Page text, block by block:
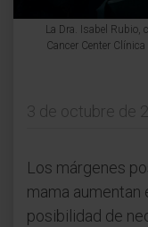
La Dra. Isabel Rubio,
Cancer Center
3 de octubre de
Los márgenes
mama
posibilidad de